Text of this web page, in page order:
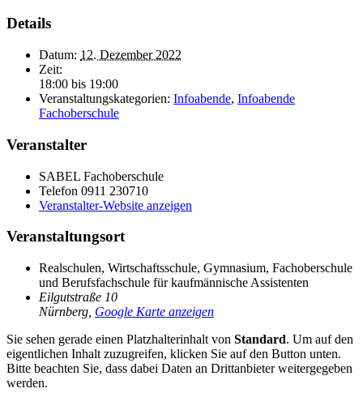
Details
Datum: 12. Dezember 2022
Zeit:
18:00 bis 19:00
Veranstaltungskategorien: Infoabende, Infoabende
Fachoberschule
Veranstalter
SABEL Fachoberschule
Telefon 0911 230710
Veranstalter-Website anzeigen
Veranstaltungsort
Realschulen, Wirtschaftsschule, Gymnasium, Fachoberschule
und Berufsfachschule für kaufmännische Assistenten
Eilgutstraße 10
Nürnberg Google Karte anzeigen
Sie sehen gerade einen Platzhalterinhalt von Standard. Um auf den
eigentlichen Inhalt zuzugreifen, klicken Sie auf den Button unten.
Bitte beachten Sie, dass dabei Daten an Drittanbieter weitergegeben
werden.